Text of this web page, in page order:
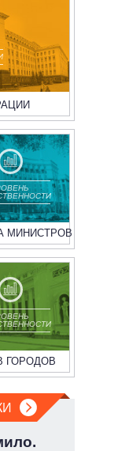
МИНИСТРОВ
ГОРОДОВ